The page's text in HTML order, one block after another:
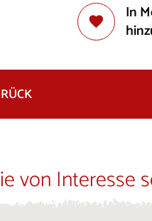
In
von Interesse